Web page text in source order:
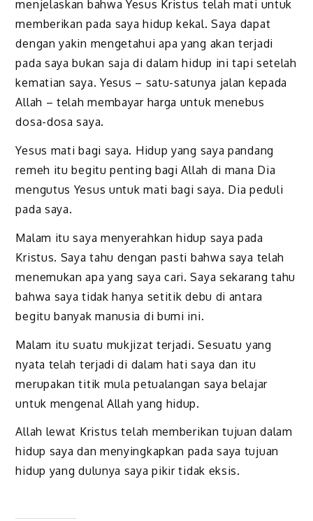
menjelaskan bahwa Yesus Kristus telah mati untuk
memberikan pada saya hidup kekal. Saya dapat
dengan yakin mengetahui apa yang akan terjadi
pada saya bukan saja di dalam hidup ini tapi setelah
kematian saya. Yesus – satu-satunya jalan kepada
Allah – telah membayar harga untuk menebus
dosa-dosa saya.
Yesus mati bagi saya. Hidup yang saya pandang
remeh itu begitu penting bagi Allah di mana Dia
mengutus Yesus untuk mati bagi saya. Dia peduli
pada saya.
Malam itu saya menyerahkan hidup saya pada
Kristus. Saya tahu dengan pasti bahwa saya telah
menemukan apa yang saya cari. Saya sekarang tahu
bahwa saya tidak hanya setitik debu di antara
begitu banyak manusia di bumi ini.
Malam itu suatu mukjizat terjadi. Sesuatu yang
nyata telah terjadi di dalam hati saya dan itu
merupakan titik mula petualangan saya belajar
untuk mengenal Allah yang hidup.
Allah lewat Kristus telah memberikan tujuan dalam
hidup saya dan menyingkapkan pada saya tujuan
hidup yang dulunya saya pikir tidak eksis.